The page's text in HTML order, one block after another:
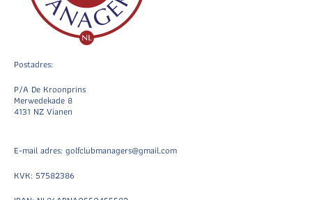
Postadres:
P/A De Kroonprins
Merwedekade 8
4131 NZ Vianen
E-mail adres: golfclubmanagers@gmail.com
KVK: 57582386